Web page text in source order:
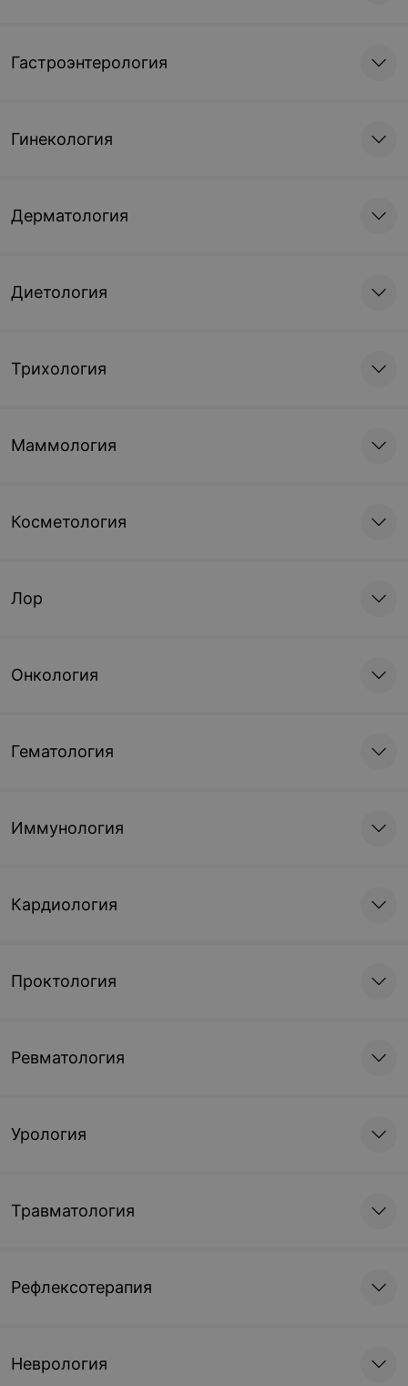
Гастроэнтерология
Гинекология
Дерматология
Диетология
Трихология
Маммология
Косметология
Лор
Онкология
Гематология
Иммунология
Кардиология
Проктология
Ревматология
Урология
Травматология
Рефлексотерапия
Неврология